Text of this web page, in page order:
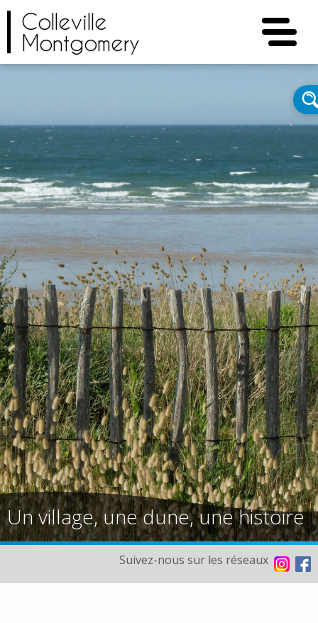
Colleville
Montgomery
Un village, une dune, une histoire
Suivez-nous sur les réseaux